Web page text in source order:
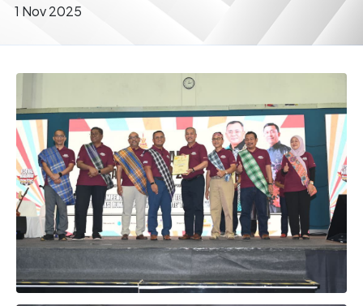
1 Nov 2025